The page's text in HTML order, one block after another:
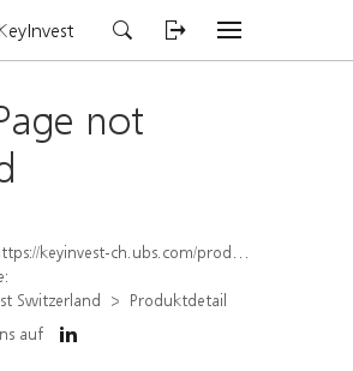
KeyInvest
not
keyinvest-ch.ubs.com/produkt/detail/index/isin/CH1582450842
Switzerland
Produktdetail
auf